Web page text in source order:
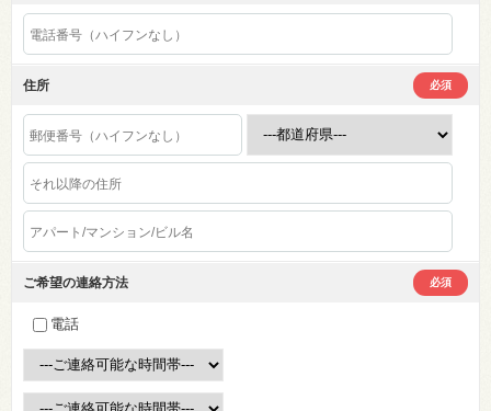
住所 必須
ご希望の連絡方法 必須
電話